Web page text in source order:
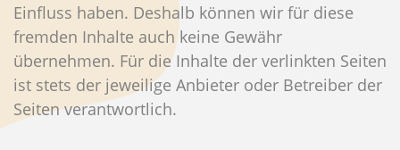
Einfluss haben. Deshalb können wir für diese
fremden Inhalte auch keine Gewähr
übernehmen. Für die Inhalte der verlinkten Seiten
ist stets der jeweilige Anbieter oder Betreiber der
Seiten verantwortlich.